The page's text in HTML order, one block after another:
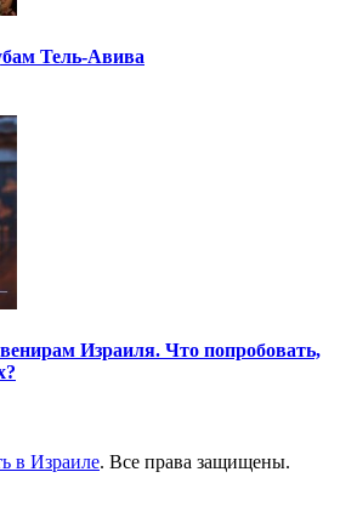
Тель-Авива
Израиля. Что попробовать,
в Израиле. Все права защищены.